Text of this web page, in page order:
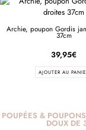
Archie, poupon Gordis
37cm
39,95€
AJOUTER AU
POUPÉES &
DOUX DE